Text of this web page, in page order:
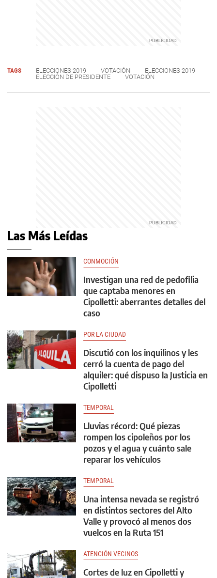
TAGS ELECCIONES 2019 VOTACIÓN
ELECCIONES 2019
ELECCIÓN DE PRESIDENTE
VOTACIÓN
Las Más Leídas
CONMOCIÓN
Investigan una red de pedofilia
que captaba menores en
Cipolletti: aberrantes detalles del
caso
POR LA CIUDAD
Discutió con los inquilinos y les
cerró la cuenta de pago del
alquiler: qué dispuso la Justicia en
Cipolletti
TEMPORAL
Lluvias récord: Qué piezas
rompen los cipoleños por los
pozos y el agua y cuánto sale
reparar los vehículos
TEMPORAL
Una intensa nevada se registró
en distintos sectores del Alto
Valle y provocó al menos dos
vuelcos en la Ruta 151
ATENCIÓN VECINOS
Cortes de luz en Cipolletti y